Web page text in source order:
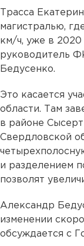
Трасса
магистралью,
км/ч, уже в 2020
руководитель
Бедусенко.
Это касается
области. Там
в районе
Свердловской
и разделением
позволят
Александр
изменении
обсуждается с